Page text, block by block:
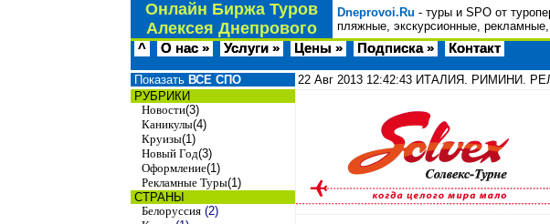
Онлайн Биржа Туров
Алексея Днепрового
Dneprovoi.Ru - туры и SPO от
пляжные, экскурсионные,
^ О нас » Услуги » Цены » Подписка » Контакт
Показать ВСЕ СПО
РУБРИКИ
Новости(3)
Каникулы(4)
Круизы(1)
Новый Год(3)
Оформление(1)
Рекламные Туры(1)
СТРАНЫ
Белоруссия (2)
22 Авг 2013 12:42:43 ИТАЛИЯ. РИМИНИ.